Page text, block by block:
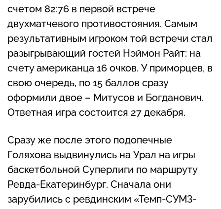
счетом 82:76 в первой встрече
двухматчевого противостояния. Самым
результативным игроком той встречи стал
разыгрывающий гостей Нэймон Райт: на
счету американца 16 очков. У приморцев, в
свою очередь, по 15 баллов сразу
оформили двое – Митусов и Богданович.
Ответная игра состоится 27 декабря.
Сразу же после этого подопечные
Голяхова выдвинулись на Урал на игры
баскетбольной Суперлиги по маршруту
Ревда-Екатеринбург. Сначала они
зарубились с ревдинским «Темп-СУМЗ-